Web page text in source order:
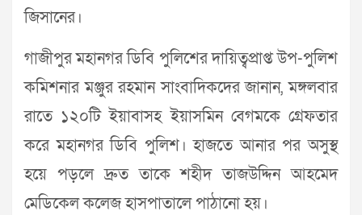
জিসানের।
গাজীপুর মহানগর ডিবি পুলিশের দায়িত্বপ্রাপ্ত উপ-পুলিশ
কমিশনার মঞ্জুর রহমান সাংবাদিকদের জানান, মঙ্গলবার
রাতে ১২০টি ইয়াবাসহ ইয়াসমিন বেগমকে গ্রেফতার
করে মহানগর ডিবি পুলিশ। হাজতে আনার পর অসুস্থ
হয়ে পড়লে দ্রুত তাকে শহীদ তাজউদ্দিন আহমেদ
মেডিকেল কলেজ হাসপাতালে পাঠানো হয়।